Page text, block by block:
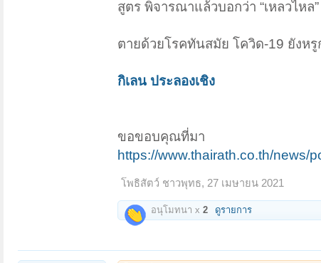
สูตร พิจารณาแล้วบอกว่า “เหลวไห
ตายด้วยโรคทันสมัย โควิด-19 ยังห
กิเลน ประลองเชิง
ขอขอบคุณที่มา
https://www.thairath.co.th/news/
โพธิสัตว์ ชาวพุทธ, 27 เมษายน 2021
อนุโมทนา x 2 ดูรายการ